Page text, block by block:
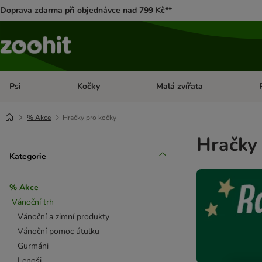
Doprava zdarma při objednávce nad 799 Kč**
Psi Otevřít menu: Psi
Kočky Otevřít menu: Kočky
Malá zvířata
% Akce Hračky pro kočky
Kategorie
% Akce
Vánoční trh
Vánoční a zimní produkty
Vánoční pomoc útulku
Gurmáni